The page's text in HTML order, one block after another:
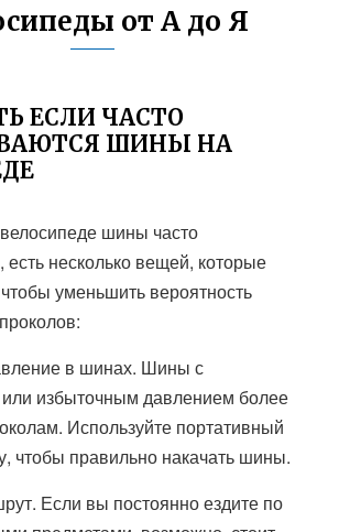
от А до Я
ЕСЛИ ЧАСТО
ШИНЫ НА
шины часто
несколько вещей, которые
уменьшить вероятность
в шинах. Шины с
избыточным давлением более
Используйте портативный
чтобы правильно накачать шины.
Если вы постоянно ездите по